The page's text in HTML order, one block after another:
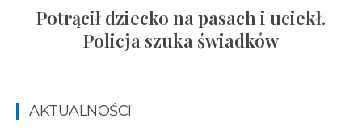
Potrącił dziecko na pasach i uciekł.
Policja szuka świadków
AKTUALNOŚCI